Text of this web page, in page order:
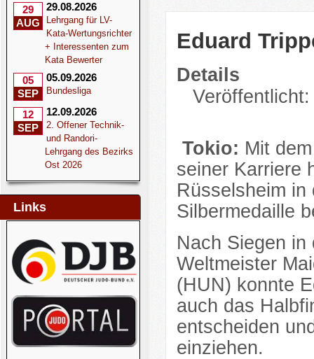
29
AUG
29.08.2026
Lehrgang für LV-
Kata-Wertungsrichter
+ Interessenten zum
Kata Bewerter
05
SEP
05.09.2026
Bundesliga
12
SEP
12.09.2026
2. Offener Technik-
und Randori-
Lehrgang des Bezirks
Ost 2026
Links
Eduard
Details
Tokio: Mit
seiner Karriere
Rüsselsheim
Silbermedaille
Nach Siegen in
Weltmeister
(HUN) konnte
auch das
entscheiden
einziehen.